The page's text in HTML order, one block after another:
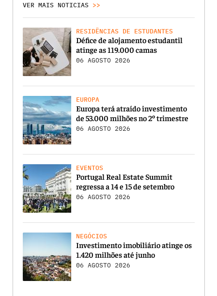
VER MAIS NOTICIAS >>
RESIDÊNCIAS DE ESTUDANTES
Défice de alojamento estudantil
atinge as 119.000 camas
06 AGOSTO 2026
EUROPA
Europa terá atraído investimento
de 53.000 milhões no 2º trimestre
06 AGOSTO 2026
EVENTOS
Portugal Real Estate Summit
regressa a 14 e 15 de setembro
06 AGOSTO 2026
NEGÓCIOS
Investimento imobiliário atinge os
1.420 milhões até junho
06 AGOSTO 2026